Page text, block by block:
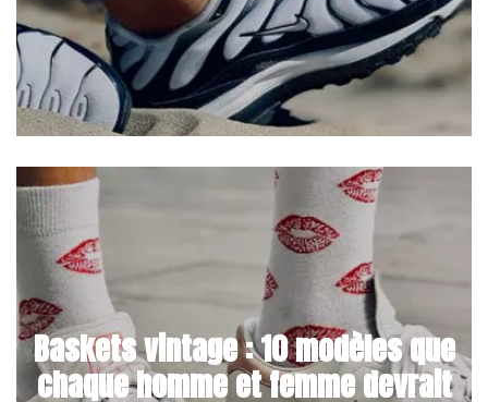
Baskets vintage : 10 modèles que
chaque homme et femme devrait